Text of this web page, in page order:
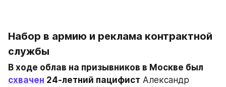
Набор в армию и реклама контрактной
службы
схвачен 24-летний пацифист Александр